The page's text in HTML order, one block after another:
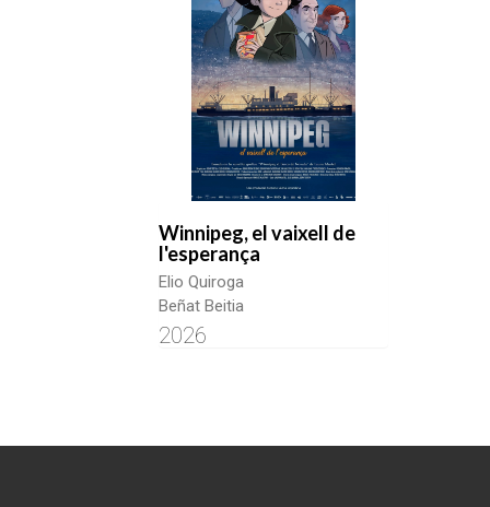
Winnipeg, el vaixell de
l'esperança
Elio Quiroga
Beñat Beitia
2026